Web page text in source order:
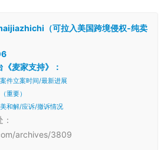
（可拉入美国跨境侵权-纯卖
麦家支持》：
件立案时间/最新进展
重要）
和解/应诉/撤诉情况
archives/3809